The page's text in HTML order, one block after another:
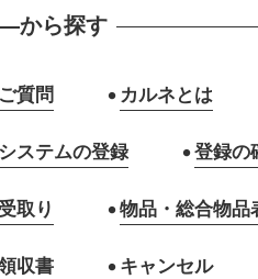
から探す
質問 カルネとは
ステムの登録 登録の
取り 物品・総合物品
収書 キャンセル